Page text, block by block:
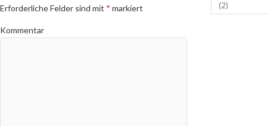
Erforderliche Felder sind mit * markiert
Kommentar
(2)